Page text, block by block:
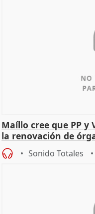
Maíllo cree que PP
la renovación de
Sonido Totales